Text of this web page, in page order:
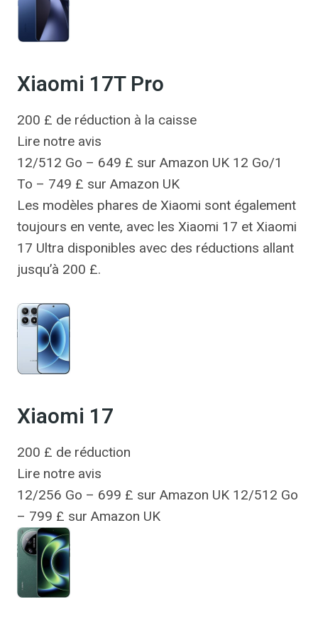
Xiaomi 17T Pro
200 £ de réduction à la caisse
Lire notre avis
12/512 Go – 649 £ sur Amazon UK 12 Go/1
To – 749 £ sur Amazon UK
Les modèles phares de Xiaomi sont également
toujours en vente, avec les Xiaomi 17 et Xiaomi
17 Ultra disponibles avec des réductions allant
jusqu’à 200 £.
Xiaomi 17
200 £ de réduction
Lire notre avis
12/256 Go – 699 £ sur Amazon UK 12/512 Go
– 799 £ sur Amazon UK